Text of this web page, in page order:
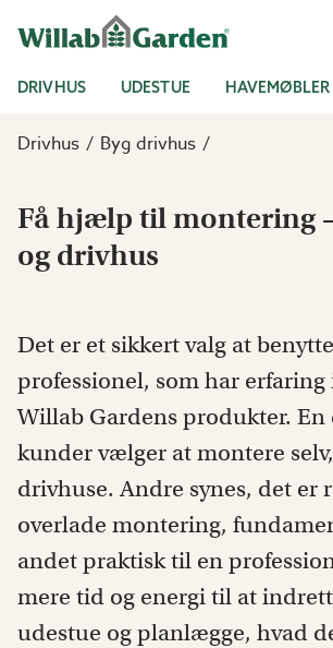
DRIVHUS UDESTUE HAVEMØBLER
Drivhus Byg drivhus
Få hjælp til montering
og drivhus
Det er et sikkert valg at
professionel, som har
Willab Gardens produkter. En
kunder vælger at montere
drivhuse. Andre synes, det er
overlade montering,
andet praktisk til en
mere tid og energi til at
udestue og planlægge, hvad